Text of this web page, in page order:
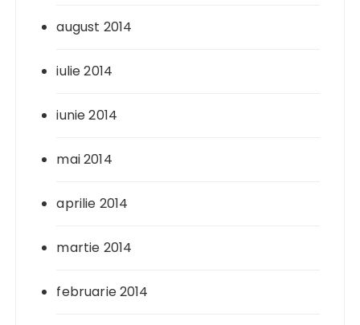
august 2014
iulie 2014
iunie 2014
mai 2014
aprilie 2014
martie 2014
februarie 2014